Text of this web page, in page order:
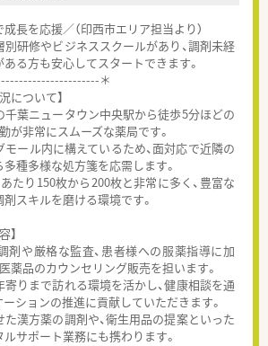
長を応援／（印西市エリア担当より）
研修やビジネススクールがあり、調剤未経
る方も安心してスタートできます。
＊
について】
葉ニュータウン中央駅から徒歩5分ほどの
が非常にスムーズな薬局です。
ール内に構えているため、面対応で近隣の
種多様な処方箋を応需します。
たり150枚から200枚と非常に多く、豊富な
スキルを磨ける環境です。
】
や厳格な監査、患者様への服薬指導に加
薬品のカウンセリング販売を担います。
りまで訪れる環境を活かし、健康相談を通
ションの推進に貢献していただきます。
漢方薬の調剤や、衛生用品の提案といった
サポート業務にも携わります。